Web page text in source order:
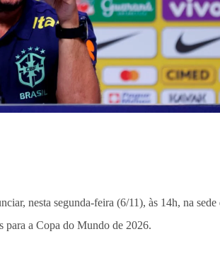
nesta segunda-feira (6/11), às 14h, na
para a Copa do Mundo de 2026.